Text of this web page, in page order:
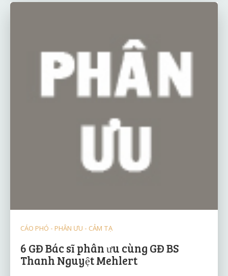
CÁO PHÓ - PHÂN ƯU - CẢM TẠ
6 GĐ Bác sĩ phân ưu cùng GĐ BS
Thanh Nguyệt Mehlert